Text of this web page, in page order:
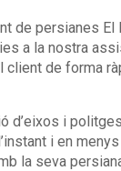
de persianes
a la nostra
de forma
d’eixos i
i en
la seva